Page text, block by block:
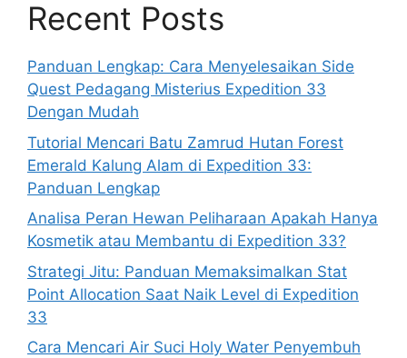
Recent Posts
Panduan Lengkap: Cara Menyelesaikan Side
Quest Pedagang Misterius Expedition 33
Dengan Mudah
Tutorial Mencari Batu Zamrud Hutan Forest
Emerald Kalung Alam di Expedition 33:
Panduan Lengkap
Analisa Peran Hewan Peliharaan Apakah Hanya
Kosmetik atau Membantu di Expedition 33?
Strategi Jitu: Panduan Memaksimalkan Stat
Point Allocation Saat Naik Level di Expedition
33
Cara Mencari Air Suci Holy Water Penyembuh